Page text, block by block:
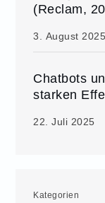
(Reclam,
3. August 2025
Chatbots
starken
22. Juli 2025
Kategorien